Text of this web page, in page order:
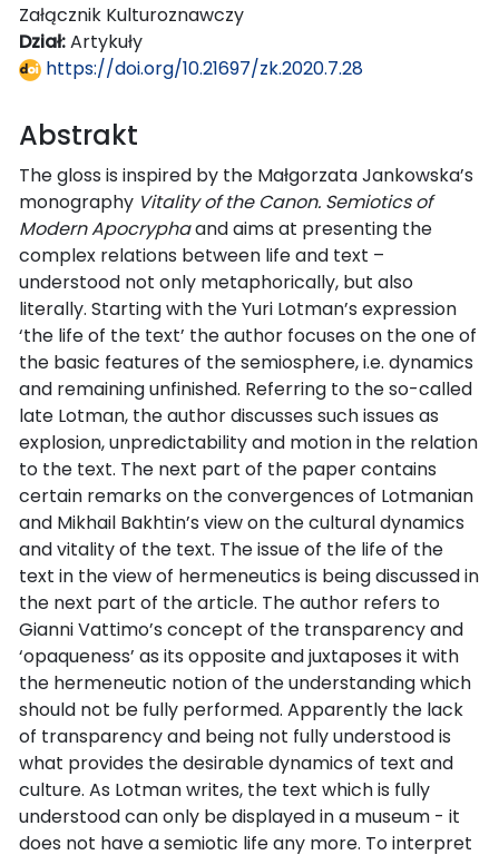
Załącznik Kulturoznawczy
Dział:Artykuły
https://doi.org/10.21697/zk.2020.7.28
Abstrakt
The gloss is inspired by the Małgorzata Jankowska’s
monography Vitality of the Canon. Semiotics of
Modern Apocryphaand aims at presenting the
complex relations between life and text –
understood not only metaphorically, but also
literally. Starting with the Yuri Lotman’s expression
‘the life of the text’ the author focuses on the one of
the basic features of the semiosphere, i.e. dynamics
and remaining unfinished. Referring to the so-called
late Lotman, the author discusses such issues as
explosion, unpredictability and motion in the relation
to the text. The next part of the paper contains
certain remarks on the convergences of Lotmanian
and Mikhail Bakhtin’s view on the cultural dynamics
and vitality of the text. The issue of the life of the
text in the view of hermeneutics is being discussed in
the next part of the article. The author refers to
Gianni Vattimo’s concept of the transparency and
‘opaqueness’ as its opposite and juxtaposes it with
the hermeneutic notion of the understanding which
should not be fully performed. Apparently the lack
of transparency and being not fully understood is
what provides the desirable dynamics of text and
culture. As Lotman writes, the text which is fully
understood can only be displayed in a museum - it
does not have a semiotic life any more. To interpret